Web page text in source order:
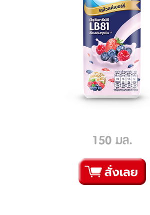
150 มล.